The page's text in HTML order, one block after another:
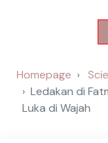
Homepage
Ledakan di
Luka di Wajah